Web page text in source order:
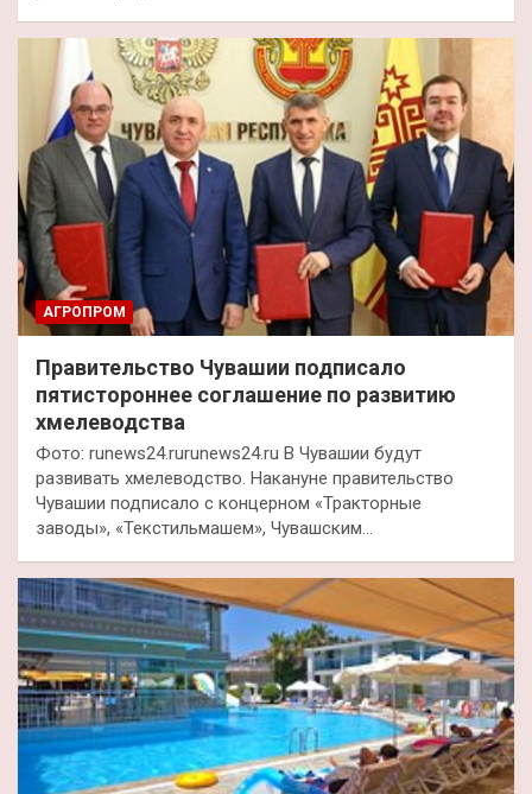
АГРОПРОМ
Правительство Чувашии подписало
пятистороннее соглашение по развитию
хмелеводства
Фото: runews24.rurunews24.ru В Чувашии будут
развивать хмелеводство. Накануне правительство
Чувашии подписало с концерном «Тракторные
заводы», «Текстильмашем», Чувашским…